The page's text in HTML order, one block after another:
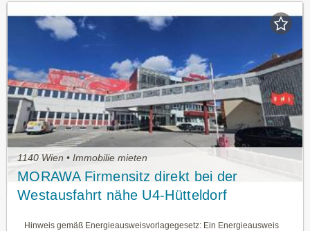
1140 Wien • Immobilie mieten
MORAWA Firmensitz direkt bei der
Westausfahrt nähe U4-Hütteldorf
Hinweis gemäß Energieausweisvorlagegesetz: Ein Energieausweis